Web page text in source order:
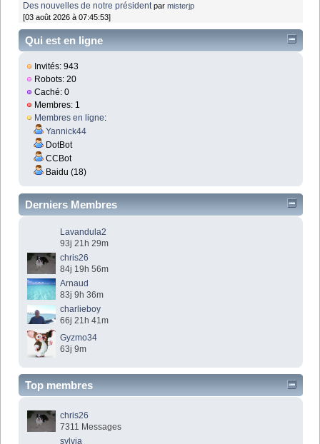
Des nouvelles de notre président parmisterjp
[03 août 2026 à 07:45:53]
Qui est en ligne
Invités: 943
Robots: 20
Caché: 0
Membres: 1
Membres en ligne:
Yannick44
DotBot
CCBot
Baidu (18)
Derniers Membres
Lavandula2
93j 21h 29m
chris26
84j 19h 56m
Arnaud
83j 9h 36m
charlieboy
66j 21h 41m
Gyzmo34
63j 9m
Top membres
chris26
7311 Messages
sylvia